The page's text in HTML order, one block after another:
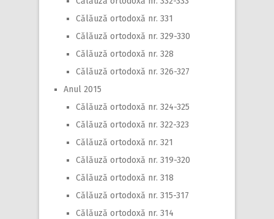
Călăuză ortodoxă nr. 331
Călăuză ortodoxă nr. 329-330
Călăuză ortodoxă nr. 328
Călăuză ortodoxă nr. 326-327
Anul 2015
Călăuză ortodoxă nr. 324-325
Călăuză ortodoxă nr. 322-323
Călăuză ortodoxă nr. 321
Călăuză ortodoxă nr. 319-320
Călăuză ortodoxă nr. 318
Călăuză ortodoxă nr. 315-317
Călăuză ortodoxă nr. 314